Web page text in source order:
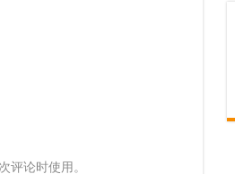
评论时使用。